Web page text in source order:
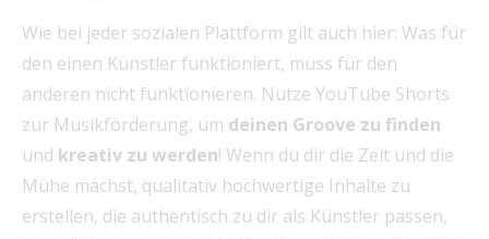
Wie bei jeder sozialen Plattform gilt auch hier: Was für
den einen Künstler funktioniert, muss für den
anderen nicht funktionieren. Nutze YouTube Shorts
zur Musikförderung, um deinen Groove zu finden
und kreativ zu werden! Wenn du dir die Zeit und die
Mühe machst, qualitativ hochwertige Inhalte zu
erstellen, die authentisch zu dir als Künstler passen,